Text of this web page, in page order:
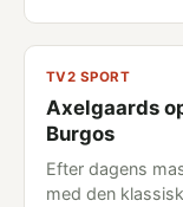
TV2 SPORT
Axelgaards
Burgos
Efter dagens
med den